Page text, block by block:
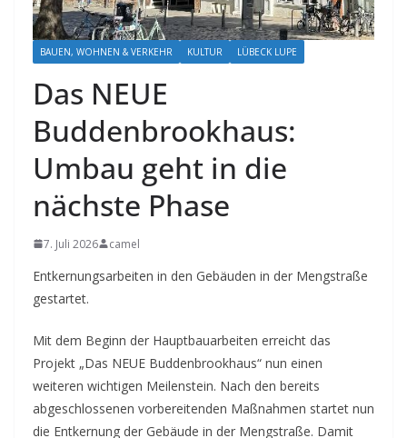
BAUEN, WOHNEN & VERKEHR KULTUR LÜBECK LUPE
Das NEUE
Buddenbrookhaus:
Umbau geht in die
nächste Phase
7. Juli 2026 camel
Entkernungsarbeiten in den Gebäuden in der Mengstraße
gestartet.
Mit dem Beginn der Hauptbauarbeiten erreicht das
Projekt „Das NEUE Buddenbrookhaus“ nun einen
weiteren wichtigen Meilenstein. Nach den bereits
abgeschlossenen vorbereitenden Maßnahmen startet nun
die Entkernung der Gebäude in der Mengstraße. Damit